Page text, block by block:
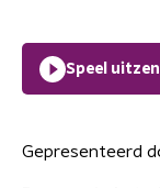
Speel
Gepresenteerd